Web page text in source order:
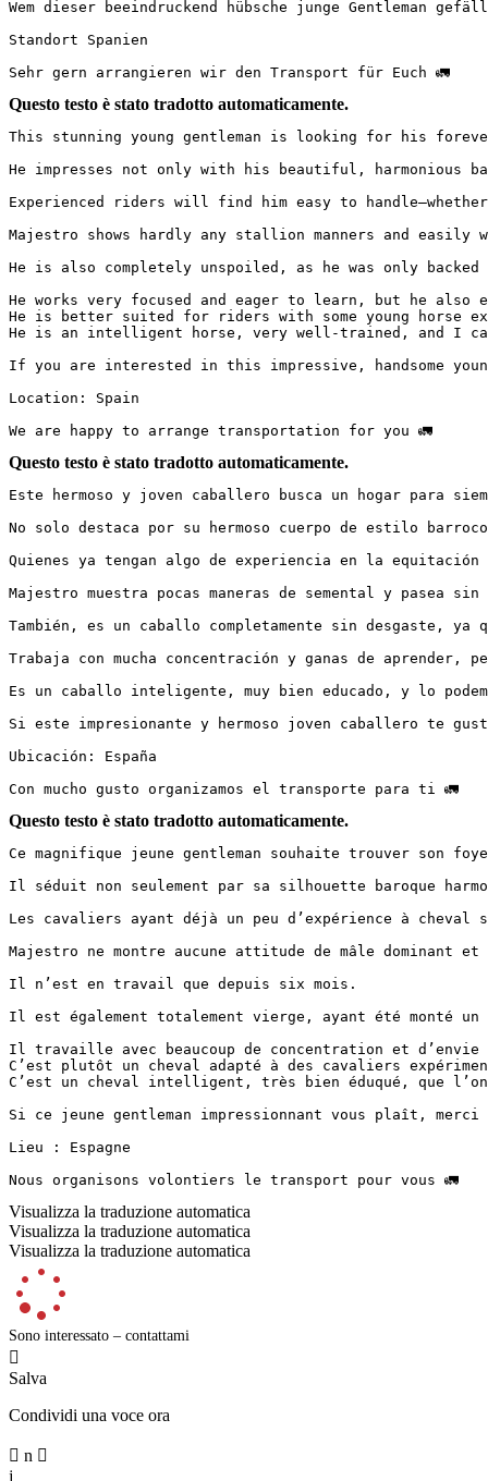
Wem dieser beeindruckend hübsche junge Gentleman
Standort Spanien
Sehr gern arrangieren wir den Transport für Euch 🚛
Questo testo è stato tradotto automaticamente.
This stunning young gentleman is looking for his
He impresses not only with his beautiful, harmonious
Experienced riders will find him easy to
Majestro shows hardly any stallion manners and easily
He is also completely unspoiled, as he was only
He works very focused and eager to learn, but he
He is better suited for riders with some young horse
He is an intelligent horse, very well-trained, and I
If you are interested in this impressive, handsome
Location: Spain
We are happy to arrange transportation for you 🚛
Questo testo è stato tradotto automaticamente.
Este hermoso y joven caballero busca un hogar para
No solo destaca por su hermoso cuerpo de estilo
Quienes ya tengan algo de experiencia en la
Majestro muestra pocas maneras de semental y pasea
También, es un caballo completamente sin desgaste,
Trabaja con mucha concentración y ganas de
Es un caballo inteligente, muy bien educado, y lo
Si este impresionante y hermoso joven caballero te
Ubicación: España
Con mucho gusto organizamos el transporte para ti 🚛
Questo testo è stato tradotto automaticamente.
Ce magnifique jeune gentleman souhaite trouver son
Il séduit non seulement par sa silhouette baroque
Les cavaliers ayant déjà un peu d’expérience à
Majestro ne montre aucune attitude de mâle dominant et
Il n’est en travail que depuis six mois.
Il est également totalement vierge, ayant été
Il travaille avec beaucoup de concentration et
C’est plutôt un cheval adapté à des cavaliers
C’est un cheval intelligent, très bien éduqué, que l’on
Si ce jeune gentleman impressionnant vous plaît,
Lieu : Espagne
Nous organisons volontiers le transport pour vous 🚛
Visualizza la traduzione automatica
Visualizza la traduzione automatica
Visualizza la traduzione automatica
Sono interessato – contattami

Salva
Condividi una voce ora
 n 
j